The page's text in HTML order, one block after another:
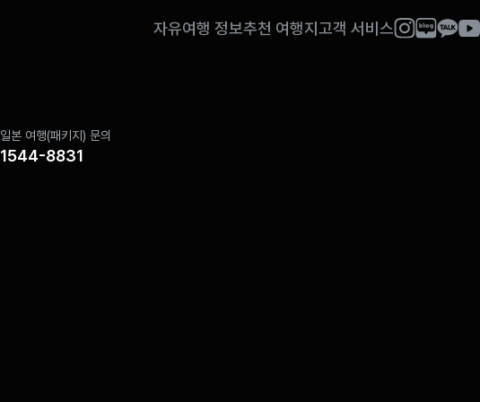
자유여행 정보추천 여행지 고객 서비스
일본 여행(패키지) 문의
1544-8831